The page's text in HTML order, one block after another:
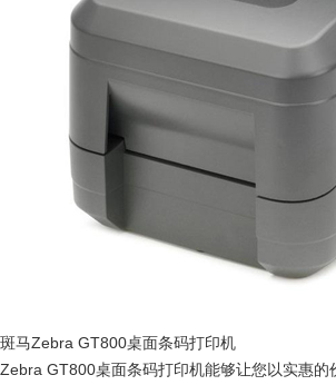
斑马Zebra GT800桌面条码打印机
Zebra GT800桌面条码打印机能够让您以实惠的